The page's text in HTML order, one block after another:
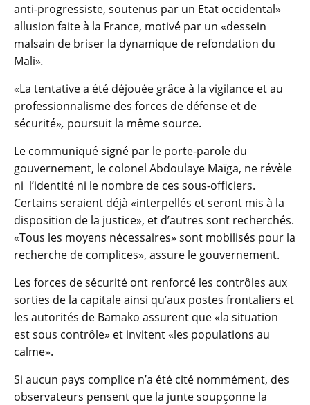
anti-progressiste, soutenus par un Etat occidental»
allusion faite à la France, motivé par un «dessein
malsain de briser la dynamique de refondation du
Mali».
«La tentative a été déjouée grâce à la vigilance et au
professionnalisme des forces de défense et de
sécurité», poursuit la même source.
Le communiqué signé par le porte-parole du
gouvernement, le colonel Abdoulaye Maïga, ne révèle
ni l’identité ni le nombre de ces sous-officiers.
Certains seraient déjà «interpellés et seront mis à la
disposition de la justice», et d’autres sont recherchés.
«Tous les moyens nécessaires» sont mobilisés pour la
recherche de complices», assure le gouvernement.
Les forces de sécurité ont renforcé les contrôles aux
sorties de la capitale ainsi qu’aux postes frontaliers et
les autorités de Bamako assurent que «la situation
est sous contrôle» et invitent «les populations au
calme».
Si aucun pays complice n’a été cité nommément, des
observateurs pensent que la junte soupçonne la